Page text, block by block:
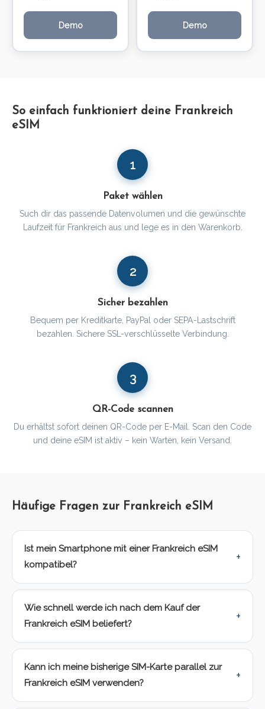
Demo Demo
So einfach funktioniert deine Frankreich
eSIM
1
Paket wählen
Such dir das passende Datenvolumen und die gewünschte
Laufzeit für Frankreich aus und lege es in den Warenkorb.
2
Sicher bezahlen
Bequem per Kreditkarte, PayPal oder SEPA-Lastschrift
bezahlen. Sichere SSL-verschlüsselte Verbindung.
3
QR-Code scannen
Du erhältst sofort deinen QR-Code per E-Mail. Scan den Code
und deine eSIM ist aktiv – kein Warten, kein Versand.
Häufige Fragen zur Frankreich eSIM
Ist mein Smartphone mit einer Frankreich eSIM
kompatibel?
Wie schnell werde ich nach dem Kauf der
Frankreich eSIM beliefert?
Kann ich meine bisherige SIM-Karte parallel zur
Frankreich eSIM verwenden?